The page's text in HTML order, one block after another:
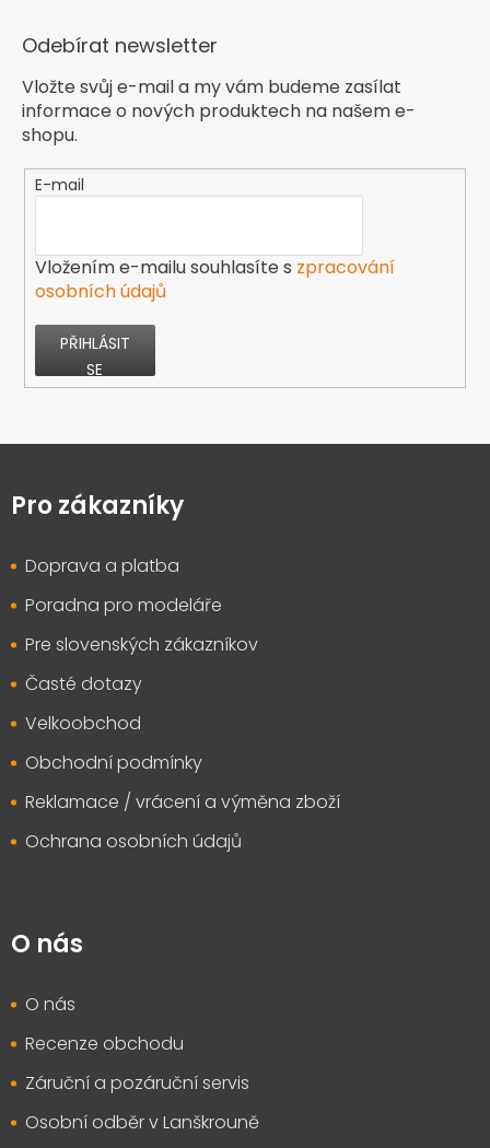
Odebírat newsletter
Vložte svůj e-mail a my vám budeme zasílat
informace o nových produktech na našem e-
shopu.
E-mail
Vložením e-mailu souhlasíte s zpracování
osobních údajů
PŘIHLÁSIT
SE
pPro zákazníky
Doprava a platba
Poradna pro modeláře
Pre slovenských zákazníkov
Časté dotazy
Velkoobchod
Obchodní podmínky
Reklamace / vrácení a výměna zboží
Ochrana osobních údajů
O nás
O nás
Recenze obchodu
Záruční a pozáruční servis
Osobní odběr v Lanškrouně